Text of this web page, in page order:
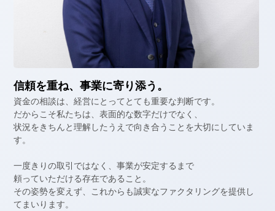
信頼を重ね、事業に寄り添う。
資金の相談は、経営にとってとても重要な判断です。
だからこそ私たちは、表面的な数字だけでなく、
状況をきちんと理解したうえで向き合うことを大切にしていま
す。
一度きりの取引ではなく、事業が安定するまで
頼っていただける存在であること。
その姿勢を変えず、これからも誠実なファクタリングを提供し
てまいります。